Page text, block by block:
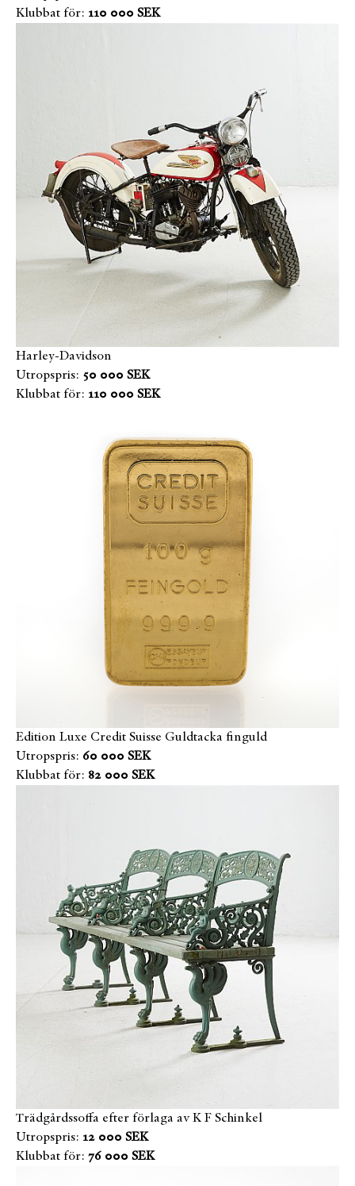
Klubbat för: 110 000 SEK
Harley-Davidson
Utropspris: 50 000 SEK
Klubbat för: 110 000 SEK
Edition Luxe Credit Suisse Guldtacka finguld
Utropspris: 60 000 SEK
Klubbat för: 82 000 SEK
Trädgårdssoffa efter förlaga av K F Schinkel
Utropspris: 12 000 SEK
Klubbat för: 76 000 SEK